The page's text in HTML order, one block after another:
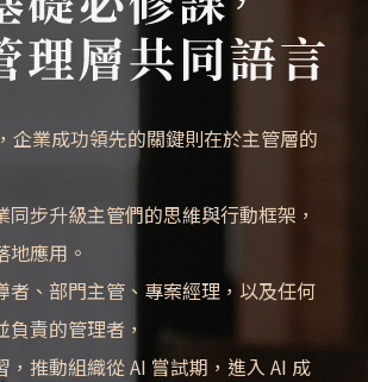
企業成功領先的關鍵則在於主管層的
同步升級主管們的思維與行動框架，
地應用。
者、部門主管、專案經理，以及任何
責的管理者，
，推動組織從 AI 嘗試期，進入 AI 成